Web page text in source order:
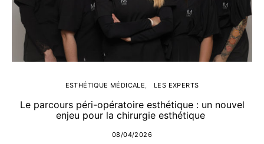
ESTHÉTIQUE MÉDICALE LES EXPERTS
Le parcours péri-opératoire esthétique : un nouvel
enjeu pour la chirurgie esthétique
08/04/2026